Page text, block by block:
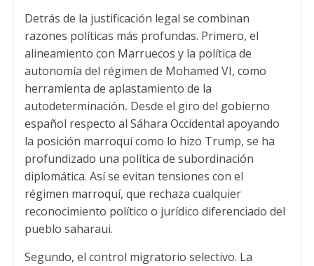
Detrás de la justificación legal se combinan
razones políticas más profundas. Primero, el
alineamiento con Marruecos y la política de
autonomía del régimen de Mohamed VI, como
herramienta de aplastamiento de la
autodeterminación. Desde el giro del gobierno
español respecto al Sáhara Occidental apoyando
la posición marroquí como lo hizo Trump, se ha
profundizado una política de subordinación
diplomática. Así se evitan tensiones con el
régimen marroquí, que rechaza cualquier
reconocimiento político o jurídico diferenciado del
pueblo saharaui.
Segundo, el control migratorio selectivo. La